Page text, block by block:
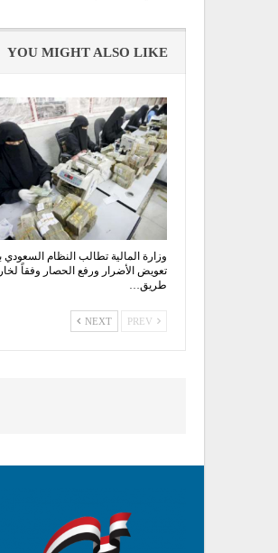
YOU MIGHT ALSO LIKE
وزارة المالية تطالب النظام
تعويض الأضرار ورفع الحصار وفقاً
طريق…
NEXT